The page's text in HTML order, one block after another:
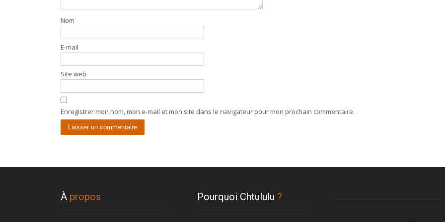
Nom
E-mail
Site web
Enregistrer mon nom, mon e-mail et mon site dans le navigateur pour mon prochain commentaire.
À propos Pourquoi Chtululu ?